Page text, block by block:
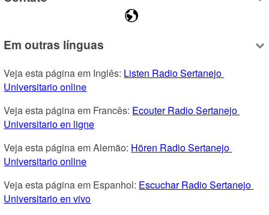
Em outras línguas
Veja esta página em Inglês: Listen Radio Sertanejo
Universitario online
Veja esta página em Francês: Ecouter Radio Sertanejo
Universitario en ligne
Veja esta página em Alemão: Hören Radio Sertanejo
Universitario online
Veja esta página em Espanhol: Escuchar Radio Sertanejo
Universitario en vivo